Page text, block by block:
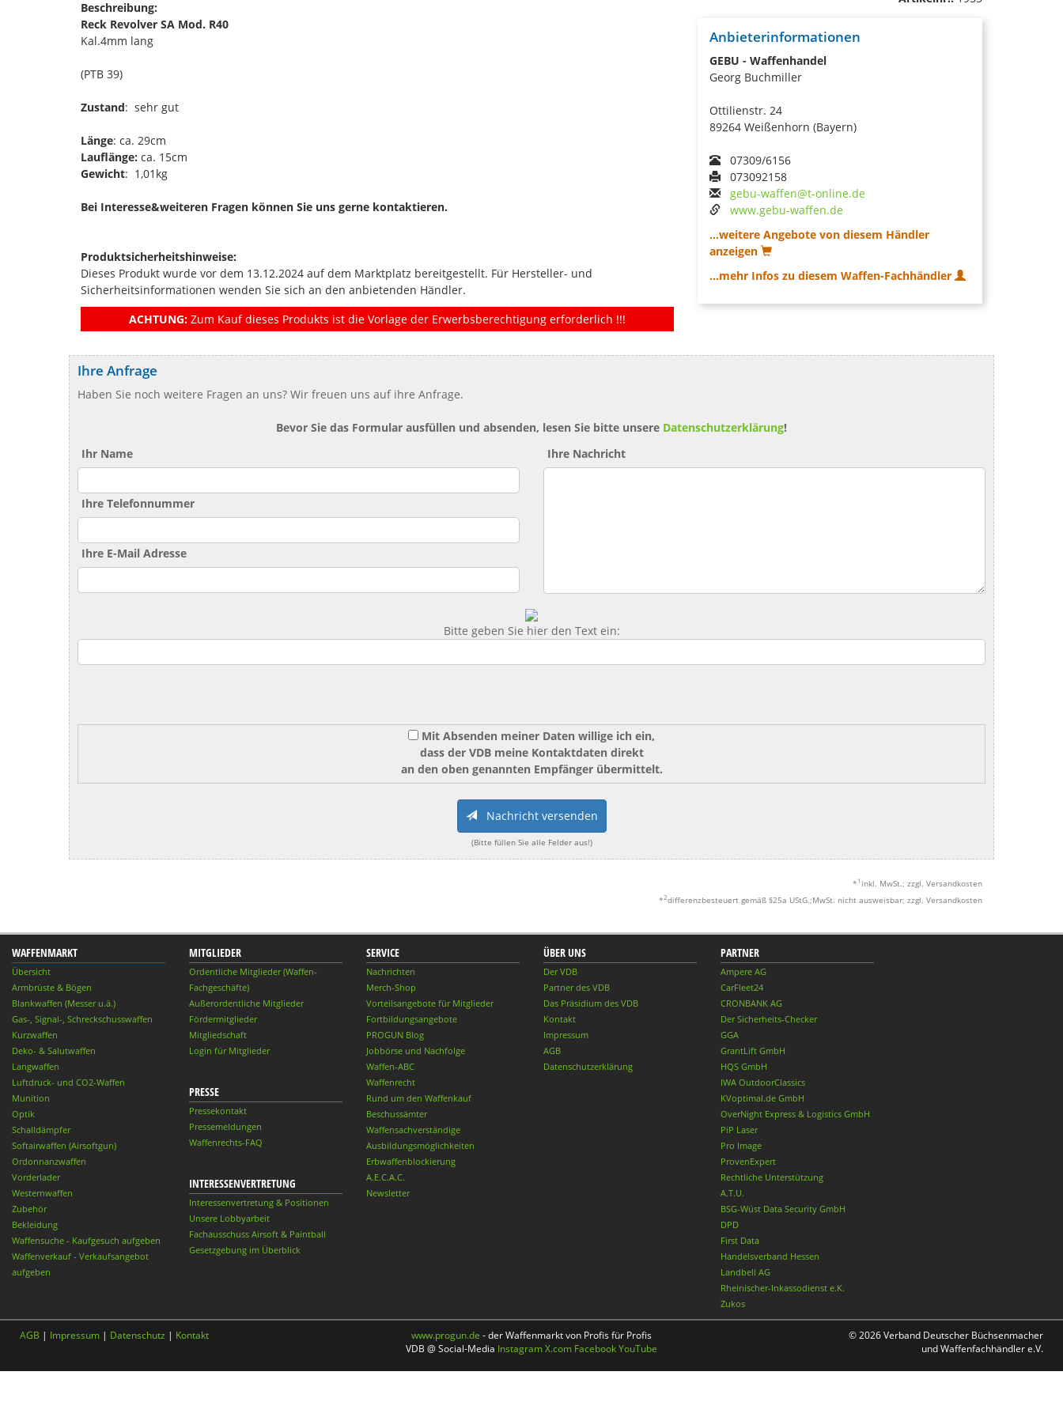
Beschreibung:
Reck Revolver SA Mod. R40
Kal.4mm lang
(PTB 39)
Zustand: sehr gut
Länge: ca. 29cm
Lauflänge: ca. 15cm
Gewicht: 1,01kg
Bei Interesse&weiteren Fragen können Sie uns gerne kontaktieren.
Produktsicherheitshinweise:
Dieses Produkt wurde vor dem 13.12.2024 auf dem Marktplatz bereitgestellt. Für Hersteller- und
Sicherheitsinformationen wenden Sie sich an den anbietenden Händler.
ACHTUNG: Zum Kauf dieses Produkts ist die Vorlage der Erwerbsberechtigung erforderlich !!!
Anbieterinformationen
GEBU - Waffenhandel
Georg Buchmiller
Ottilienstr. 24
89264 Weißenhorn (Bayern)
07309/6156
073092158
gebu-waffen@t-online.de
www.gebu-waffen.de
...weitere Angebote von diesem Händler
anzeigen
...mehr Infos zu diesem Waffen-Fachhändler
Ihre Anfrage
Haben Sie noch weitere Fragen an uns? Wir freuen uns auf ihre Anfrage.
Bevor Sie das Formular ausfüllen und absenden, lesen Sie bitte unsere Datenschutzerklärung!
Ihr Name
Ihre Telefonnummer
Ihre E-Mail Adresse
Ihre Nachricht
Bitte geben Sie hier den Text ein:
Mit Absenden meiner Daten willige ich ein,
dass der VDB meine Kontaktdaten direkt
an den oben genannten Empfänger übermittelt.
Nachricht versenden
(Bitte füllen Sie alle Felder aus!)
* 1 inkl. MwSt.; zzgl. Versandkosten
*2differenzbesteuert gemäß §25a UStG.;MwSt. nicht ausweisbar; zzgl. Versandkosten
WAFFENMARKT
Übersicht
Armbrüste & Bögen
Blankwaffen (Messer u.ä.)
Gas-, Signal-, Schreckschusswaffen
Kurzwaffen
Deko- & Salutwaffen
Langwaffen
Luftdruck- und CO2-Waffen
Munition
Optik
Schalldämpfer
Softairwaffen (Airsoftgun)
Ordonnanzwaffen
Vorderlader
Westernwaffen
Zubehör
Bekleidung
Waffensuche - Kaufgesuch aufgeben
Waffenverkauf - Verkaufsangebot
aufgeben
MITGLIEDER
Ordentliche Mitglieder (Waffen-
Fachgeschäfte)
Außerordentliche Mitglieder
Fördermitglieder
Mitgliedschaft
Login für Mitglieder
PRESSE
Pressekontakt
Pressemeldungen
Waffenrechts-FAQ
INTERESSENVERTRETUNG
Interessenvertretung & Positionen
Unsere Lobbyarbeit
Fachausschuss Airsoft & Paintball
Gesetzgebung im Überblick
SERVICE
Nachrichten
Merch-Shop
Vorteilsangebote für Mitglieder
Fortbildungsangebote
PROGUN Blog
Jobbörse und Nachfolge
Waffen-ABC
Waffenrecht
Rund um den Waffenkauf
Beschussämter
Waffensachverständige
Ausbildungsmöglichkeiten
Erbwaffenblockierung
A.E.C.A.C.
Newsletter
ÜBER UNS
Der VDB
Partner des VDB
Das Präsidium des VDB
Kontakt
Impressum
AGB
Datenschutzerklärung
PARTNER
Ampere AG
CarFleet24
CRONBANK AG
Der Sicherheits-Checker
GGA
GrantLift GmbH
HQS GmbH
IWA OutdoorClassics
KVoptimal.de GmbH
OverNight Express & Logistics GmbH
PiP Laser
Pro Image
ProvenExpert
Rechtliche Unterstützung
A.T.U.
BSG-Wüst Data Security GmbH
DPD
First Data
Handelsverband Hessen
Landbell AG
Rheinischer-Inkassodienst e.K.
Zukos
AGB | Impressum | Datenschutz | Kontakt www.progun.de - der Waffenmarkt von Profis für Profis
VDB @ Social-Media InstagramX.com FacebookYouTube
© 2026 Verband Deutscher Büchsenmacher
und Waffenfachhändler e.V.